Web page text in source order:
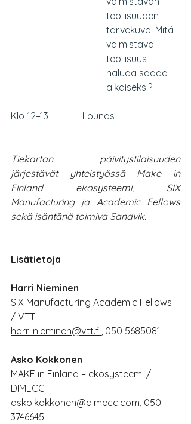
teollisuuden
tarvekuva: Mitä
valmistava
teollisuus
haluaa saada
aikaiseksi?
Klo 12–13		Lounas
Tiekartan päivitystilaisuuden
järjestävät yhteistyössä Make in
Finland ekosysteemi, SIX
Manufacturing ja Academic Fellows
sekä isäntänä toimiva Sandvik.
Lisätietoja
Harri Nieminen
SIX Manufacturing Academic Fellows
/ VTT
harri.nieminen@vtt.fi, 050 5685081
Asko Kokkonen
MAKE in Finland – ekosysteemi /
DIMECC
asko.kokkonen@dimecc.com, 050
3746645